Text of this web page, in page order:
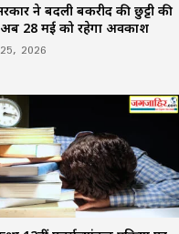
आयु के दिव्यांग कर्मचारियों की
समाप्त, वित्त विभाग ने जारी
में उप मुख्यमंत्री अरुण साव,
शहर का लिया जायजा
ने बदली बकरीद की छुट्टी की
अब 28 मई को रहेगा अवकाश
2026